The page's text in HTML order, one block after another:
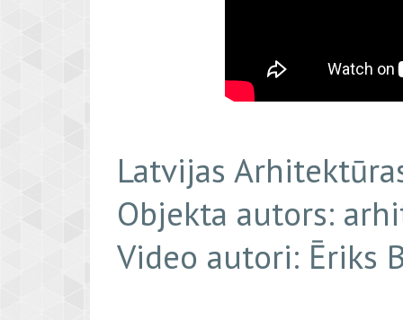
Latvijas
Objekta autors:
Video autori: Ēriks